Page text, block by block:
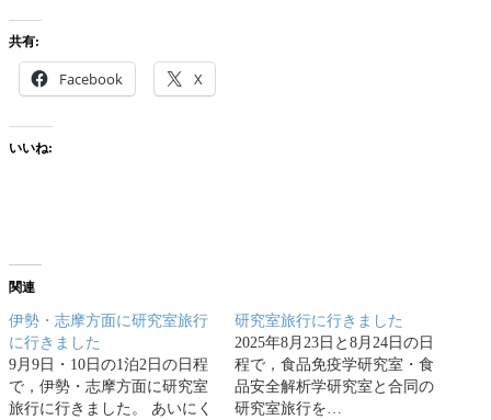
共有:
Facebook X
いいね:
関連
伊勢・志摩方面に研究室旅行
に行きました
9月9日・10日の1泊2日の日程
で，伊勢・志摩方面に研究室
旅行に行きました。 あいにく
研究室旅行に行きました
2025年8月23日と8月24日の日
程で，食品免疫学研究室・食
品安全解析学研究室と合同の
研究室旅行を…